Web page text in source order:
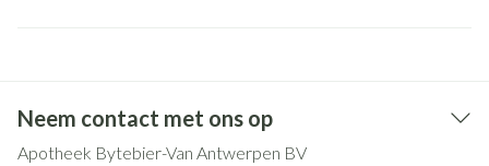
Neem contact met ons op
Apotheek Bytebier-Van Antwerpen BV